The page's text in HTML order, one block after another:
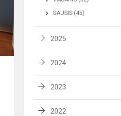
SAUSIS (45)
2025
2024
2023
2022